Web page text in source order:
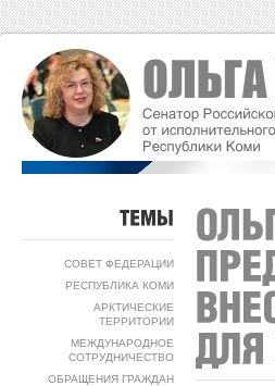
СОВЕТ ФЕДЕРАЦИИ
РЕСПУБЛИКА КОМИ
АРКТИЧЕСКИЕ
ТЕРРИТОРИИ
МЕЖДУНАРОДНОЕ
СОТРУДНИЧЕСТВО
ОБРАЩЕНИЯ ГРАЖДАН